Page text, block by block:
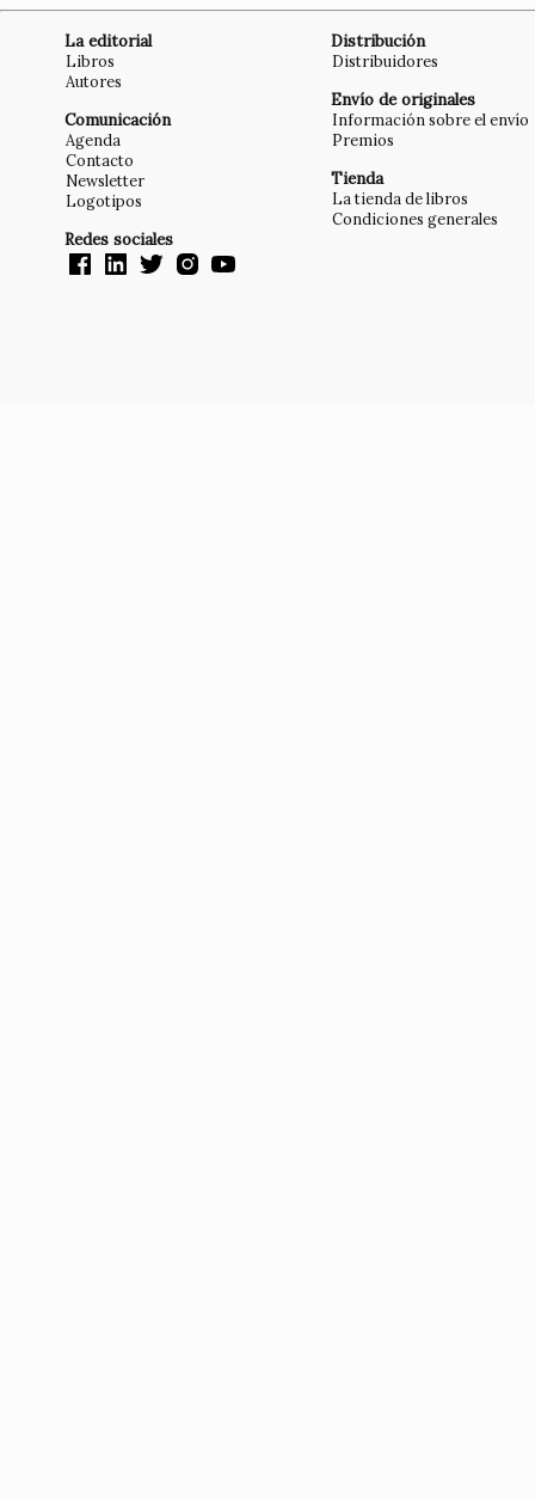
La editorial
Libros
Autores
Comunicación
Agenda
Contacto
Newsletter
Logotipos
Redes sociales
Distribución
Distribuidores
Envío de originales
Información sobre el envío
Premios
Tienda
La tienda de libros
Condiciones generales